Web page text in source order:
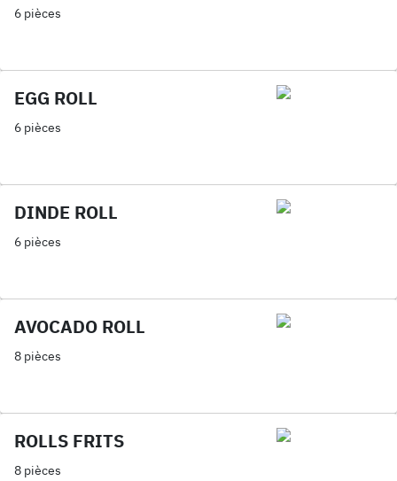
6 pièces
EGG ROLL
6 pièces
DINDE ROLL
6 pièces
AVOCADO ROLL
8 pièces
ROLLS FRITS
8 pièces